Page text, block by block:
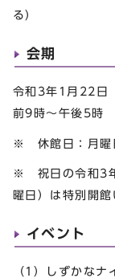
る）
会期
令和3年1月22日
前9時～午後5時
※ 休館日：月
※ 祝日の令和3
曜日）は特別開館
イベント
（1）しずかなナ